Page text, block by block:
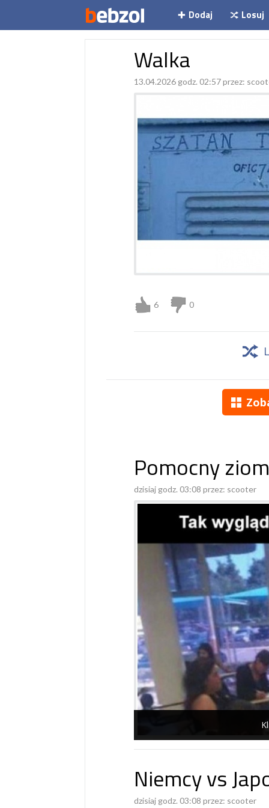
Dodaj Losuj
Walka
13.04.2026 godz. 02:57 przez:
6 0
Pomocny
dzisiaj godz. 03:08 przez: scooter
Niemcy vs
dzisiaj godz. 03:08 przez: scooter